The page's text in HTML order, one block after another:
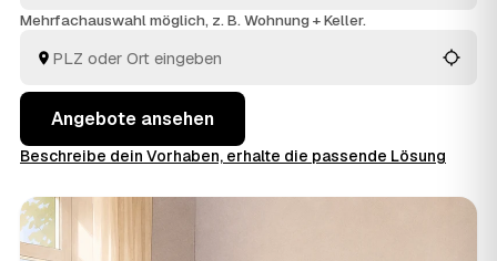
fachgerecht. So ist dies die praktischste Art, deine
Mehrfachauswahl möglich, z. B. Wohnung + Keller.
Angebote ansehen
Beschreibe dein Vorhaben, erhalte die passende Lösung